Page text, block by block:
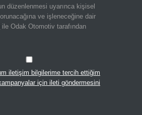
düzenlenmesi uyarınca kişisel
ve işleneceğine dair
ile Odak Otomotiv tarafından
iletişim bilgilerime tercih ettiğim
için ileti göndermesini